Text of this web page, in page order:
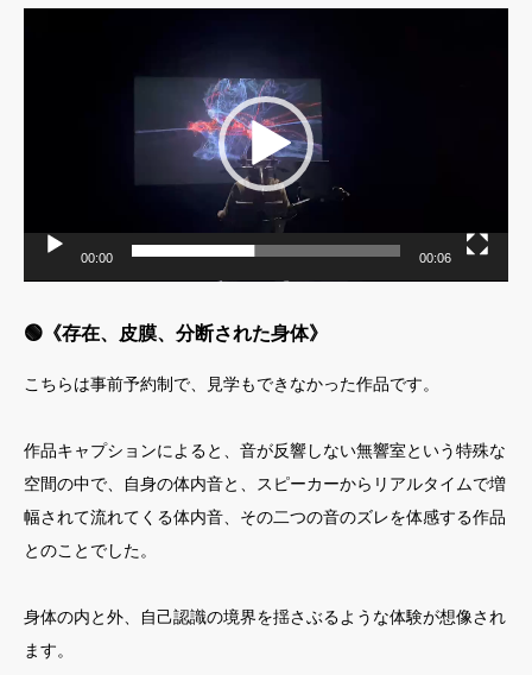
00:00 00:06
🟢《存在、皮膜、分断された身体》
こちらは事前予約制で、見学もできなかった作品です。
作品キャプションによると、音が反響しない無響室という特殊な
空間の中で、自身の体内音と、スピーカーからリアルタイムで増
幅されて流れてくる体内音、その二つの音のズレを体感する作品
とのことでした。
身体の内と外、自己認識の境界を揺さぶるような体験が想像され
ます。